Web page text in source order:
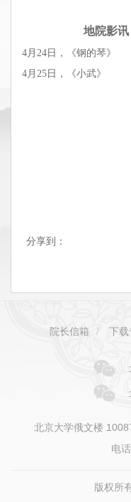
地院影讯
4月24日，《钢的琴》
4月25日，《小武》
分享到：
院长信箱 / 下载
北京大学俄文楼
电
版权所